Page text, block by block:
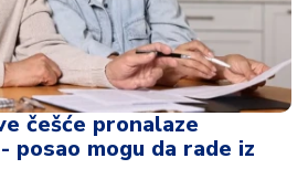
češće pronalaze
posao mogu da rade iz